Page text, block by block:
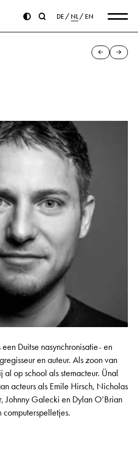
DE NL EN
Duitse nasynchronisatie- en
en auteur. Als zoon van
al op school als stemacteur. Ünal
acteurs als Emile Hirsch, Nicholas
Johnny Galecki en Dylan O’Brian
computerspelletjes.